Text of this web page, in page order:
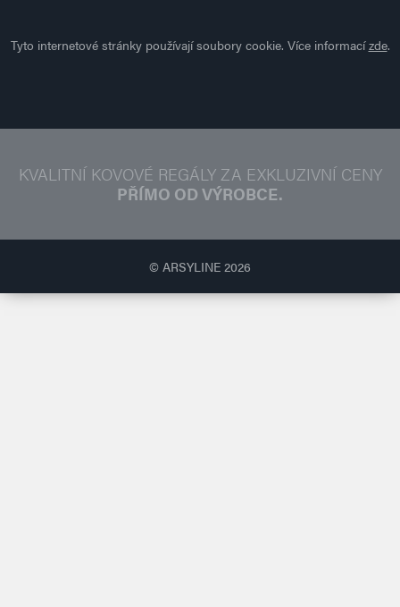
Tyto internetové stránky používají soubory cookie. Více informacízde.
KVALITNÍ KOVOVÉ REGÁLY ZA EXKLUZIVNÍ CENY
PŘÍMO OD VÝROBCE.
© ARSYLINE 2026